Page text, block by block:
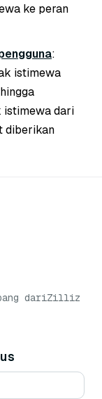
ke peran
:
istimewa
istimewa dari
diberikan
dariZilliz